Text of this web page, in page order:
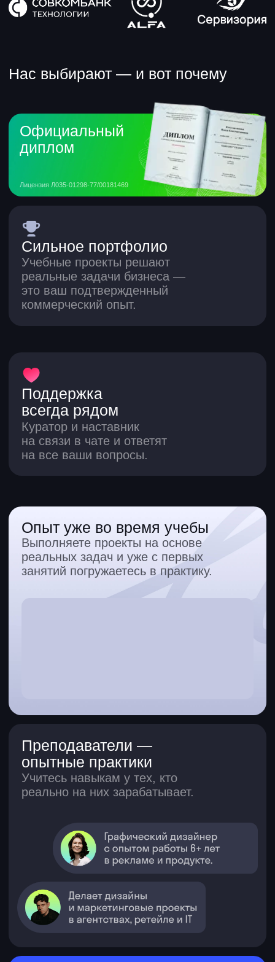
дизайн и маркетинг в ДГТУ, делает
дизайны и маркетинговые проекты
+7
Даю согласие на обработку
Записаться
Приходите на встречу
с карьерным экспертом
по курсам дизайна
О нас
Отзывы
Вход в Skypro
Скидки друзьям
Корпоративное обучение
Партнерам
Wiki